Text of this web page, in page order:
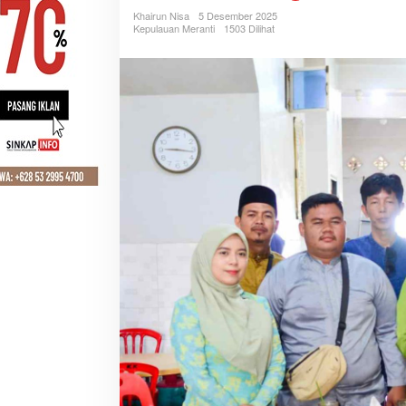
Khairun Nisa
5 Desember 2025
Kepulauan Meranti
1503 Dilihat